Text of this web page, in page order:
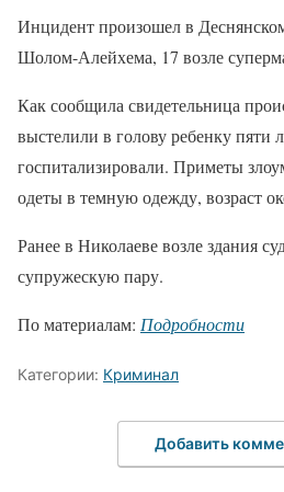
Инцидент произошел в
Шолом-Алейхема, 17 возле
Как сообщила свидетельница
выстелили в голову ребенку пяти
госпитализировали. Приметы
одеты в темную одежду, возраст
Ранее в Николаеве возле здания
супружескую пару.
По материалам: Подробности
Категории: Криминал
Добавить